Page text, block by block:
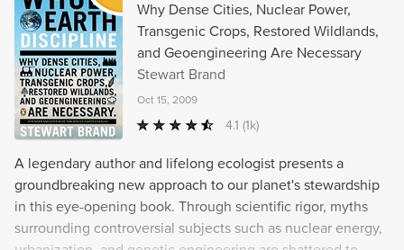
Why Dense Cities, Nuclear Power,
Transgenic Crops, Restored Wildlands,
and Geoengineering Are Necessary
Stewart Brand
Oct 15, 2009
4.1 (1k)
A legendary author and lifelong ecologist presents a
groundbreaking new approach to our planet's stewardship
in this eye-opening book. Through scientific rigor, myths
surrounding controversial subjects such as nuclear energy,